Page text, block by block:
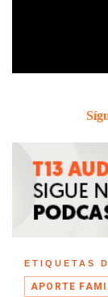
ETIQUETAS
APORTE